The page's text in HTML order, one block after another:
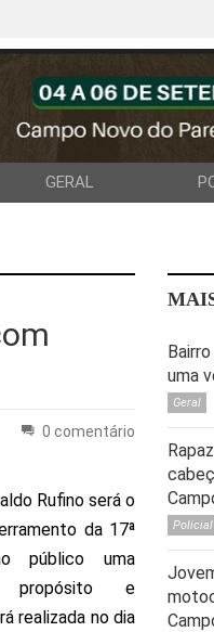
GERAL
0 comentário
Rufino será o
da 17ª
público uma
propósito e
realizada no dia
uma
Geral
Policial